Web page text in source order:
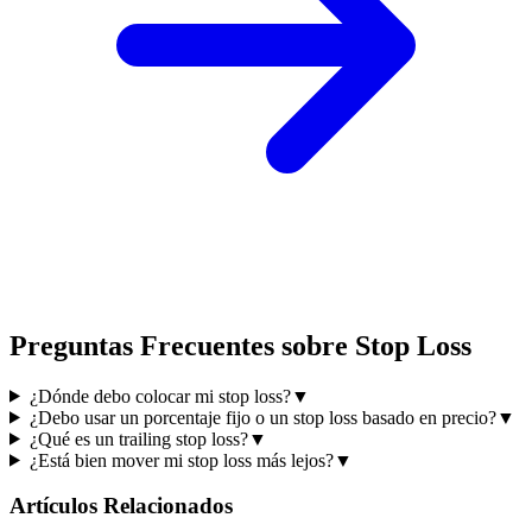
Preguntas Frecuentes sobre Stop Loss
¿Dónde debo colocar mi stop loss?▼
¿Debo usar un porcentaje fijo o un stop loss basado en precio?▼
¿Qué es un trailing stop loss?▼
¿Está bien mover mi stop loss más lejos?▼
Artículos Relacionados